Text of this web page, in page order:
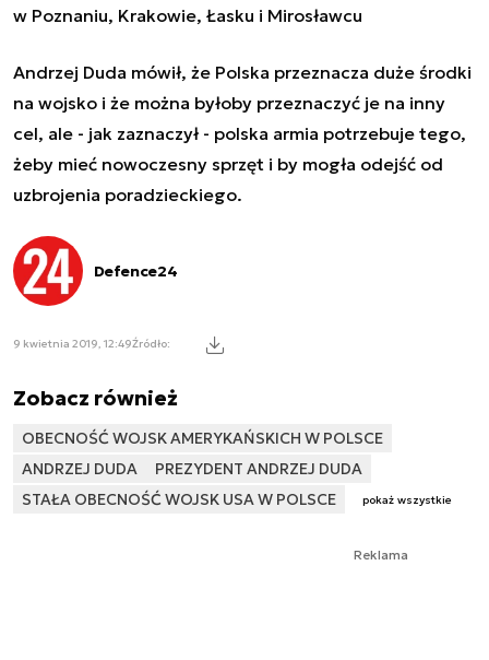
w Poznaniu, Krakowie, Łasku i Mirosławcu
Andrzej Duda mówił, że Polska przeznacza duże środki
na wojsko i że można byłoby przeznaczyć je na inny
cel, ale - jak zaznaczył - polska armia potrzebuje tego,
żeby mieć nowoczesny sprzęt i by mogła odejść od
uzbrojenia poradzieckiego.
Defence24
9 kwietnia 2019, 12:49Źródło:
Zobacz również
OBECNOŚĆ WOJSK AMERYKAŃSKICH W POLSCE
ANDRZEJ DUDA
PREZYDENT ANDRZEJ DUDA
STAŁA OBECNOŚĆ WOJSK USA W POLSCE
pokaż wszystkie
Reklama